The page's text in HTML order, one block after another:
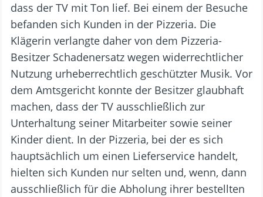
dass der TV mit Ton lief. Bei einem der Besuche
befanden sich Kunden in der Pizzeria. Die
Klägerin verlangte daher von dem Pizzeria-
Besitzer Schadenersatz wegen widerrechtlicher
Nutzung urheberrechtlich geschützter Musik. Vor
dem Amtsgericht konnte der Besitzer glaubhaft
machen, dass der TV ausschließlich zur
Unterhaltung seiner Mitarbeiter sowie seiner
Kinder dient. In der Pizzeria, bei der es sich
hauptsächlich um einen Lieferservice handelt,
hielten sich Kunden nur selten und, wenn, dann
ausschließlich für die Abholung ihrer bestellten